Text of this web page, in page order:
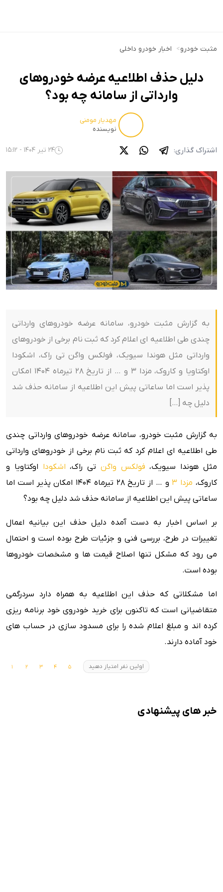
مثبت خودرو> اخبار خودرو داخلی
دلیل حذف اطلاعیه عرضه خودروهای
وارداتی از سامانه چه بود؟
مهدیار مومنی
نویسنده
اشتراک گذاری: 24 تیر 1404 - 15:12
به گزارش مثبت خودرو، سامانه عرضه خودروهای وارداتی
چندی طی اطلاعیه ای اعلام کرد که ثبت نام برخی از خودروهای
وارداتی مثل هوندا سیویک، فولکس واگن تی راک، اشکودا
اوکتاویا و کاروک، مزدا 3 و … از تاریخ 28 تیرماه 1404 امکان
پذیر است اما ساعاتی پیش این اطلاعیه از سامانه حذف شد
دلیل چه […]
به گزارش مثبت خودرو، سامانه عرضه خودروهای وارداتی چندی
طی اطلاعیه ای اعلام کرد که ثبت نام برخی از خودروهای وارداتی
مثل هوندا سیویک، فولکس واگن تی راک،اشکودا اوکتاویا و
کاروک، مزدا 3
و … از تاریخ 28 تیرماه 1404 امکان پذیر است اما
ساعاتی پیش این اطلاعیه از سامانه حذف شد دلیل چه بود؟
بر اساس اخبار به دست آمده دلیل حذف این بیانیه اعمال
تغییرات در طرح، بررسی فنی و جزئیات طرح بوده است و احتمال
می رود که مشکل تنها اصلاح قیمت ها و مشخصات خودروها
بوده است.
اما مشکلاتی که حذف این اطلاعیه به همراه دارد سردرگمی
متقاضیانی است که تاکنون برای خرید خودروی خود برنامه ریزی
کرده اند و مبلغ اعلام شده را برای مسدود سازی در حساب های
خود آماده دارند.
اولین نفر امتیاز دهید
خبر های پیشنهادی